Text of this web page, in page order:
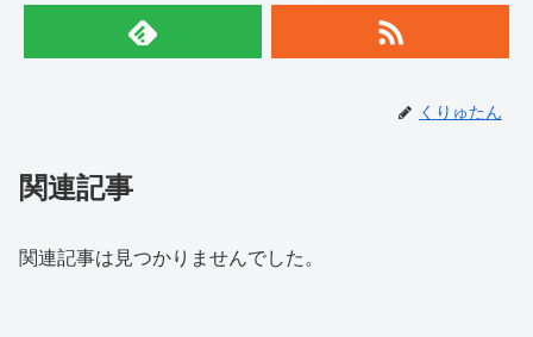
くりゅたん
関連記事
関連記事は見つかりませんでした。